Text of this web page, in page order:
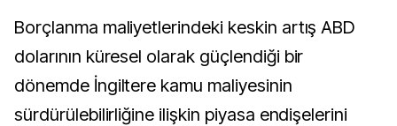
Borçlanma maliyetlerindeki keskin artış ABD
dolarının küresel olarak güçlendiği bir
dönemde İngiltere kamu maliyesinin
sürdürülebilirliğine ilişkin piyasa endişelerini